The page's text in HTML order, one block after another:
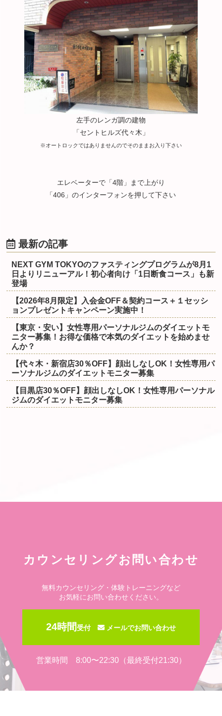
左手のレンガ調の建物
「セントヒルズ代々木」
※オートロックではありませんのでそのままお入り下さい
エレベーターで「4階」まで上がり
「406」のインターフォンを押して下さい
最新の記事
NEXT GYM TOKYOのファスティングプログラムが8月1
日よりリニューアル！初心者向け「1日断食コース」も新
登場
【2026年8月限定】入会金OFF＆契約コース＋１セッシ
ョンプレゼントキャンペーン実施中！
【東京・安い】女性専用パーソナルジムのダイエットモ
ニター募集！お得な価格で本気のダイエットを始めませ
んか？
【代々木・新宿店30％OFF】顔出しなしOK！女性専用パ
ーソナルジムのダイエットモニター募集
【目黒店30％OFF】顔出しなしOK！女性専用パーソナル
ジムのダイエットモニター募集
カウンセリングお問い合わせ
無料カウンセリング・体験トレーニングなど
お気軽にお問い合わせください。
24時間受付 メールでお問い合わせ
営業時間 8:00〜22:30（最終受付21:30）